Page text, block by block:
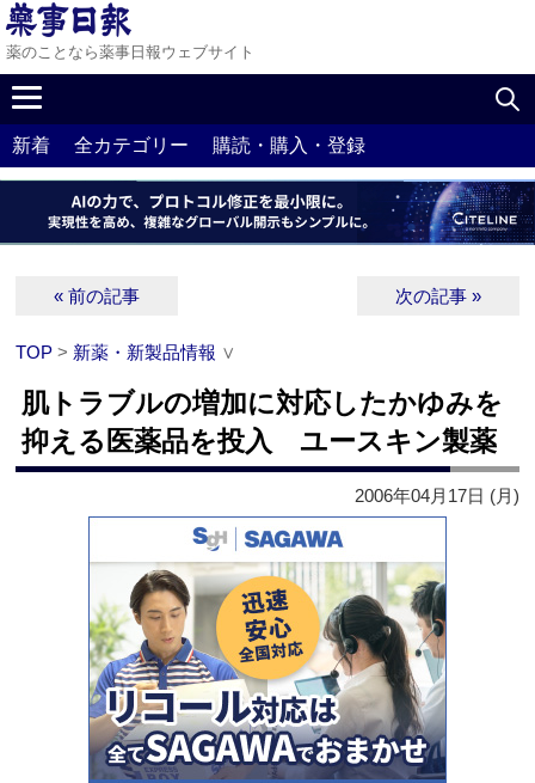
薬のことなら薬事日報ウェブサイト
新着 全カテゴリー 購読・購入・登録
« 前の記事 次の記事 »
TOP > 新薬・新製品情報 ∨
肌トラブルの増加に対応したかゆみを
抑える医薬品を投入 ユースキン製薬
2006年04月17日 (月)